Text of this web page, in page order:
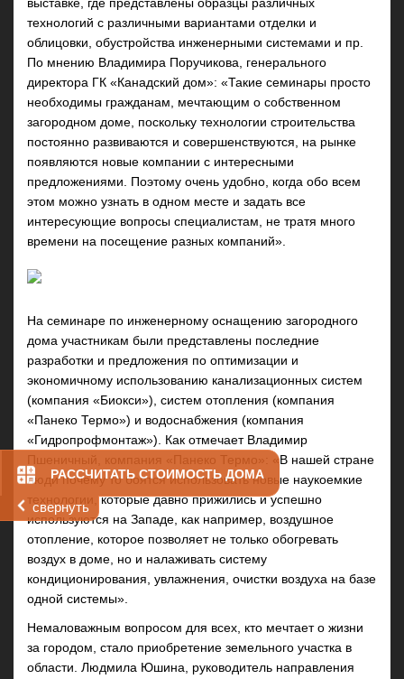
РАССЧИТАТЬ СТОИМОСТЬ ДОМА
свернуть
технологий с различными вариантами отделки и
облицовки, обустройства инженерными системами и пр.
По мнению Владимира Поручикова, генерального
директора ГК «Канадский дом»: «Такие семинары просто
необходимы гражданам, мечтающим о собственном
загородном доме, поскольку технологии строительства
постоянно развиваются и совершенствуются, на рынке
появляются новые компании с интересными
предложениями. Поэтому очень удобно, когда обо всем
этом можно узнать в одном месте и задать все
интересующие вопросы специалистам, не тратя много
времени на посещение разных компаний».
На семинаре по инженерному оснащению загородного
дома участникам были представлены последние
разработки и предложения по оптимизации и
экономичному использованию канализационных систем
(компания «Биокси»), систем отопления (компания
«Панеко Термо») и водоснабжения (компания
«Гидропрофмонтаж»). Как отмечает Владимир
Пшеничный, компания «Панеко Термо»: «В нашей стране
люди почему то боятся использовать новые наукоемкие
технологии, которые давно прижились и успешно
используются на Западе, как например, воздушное
отопление, которое позволяет не только обогревать
воздух в доме, но и налаживать систему
кондиционирования, увлажнения, очистки воздуха на базе
одной системы».
Немаловажным вопросом для всех, кто мечтает о жизни
за городом, стало приобретение земельного участка в
области . Людмила Юшина, руководитель направления